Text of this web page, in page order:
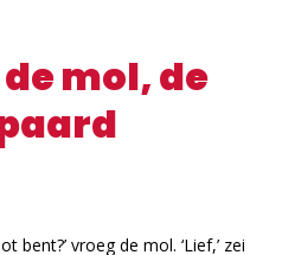
mol, de
bent?’ vroeg de mol. ‘Lief,’ zei